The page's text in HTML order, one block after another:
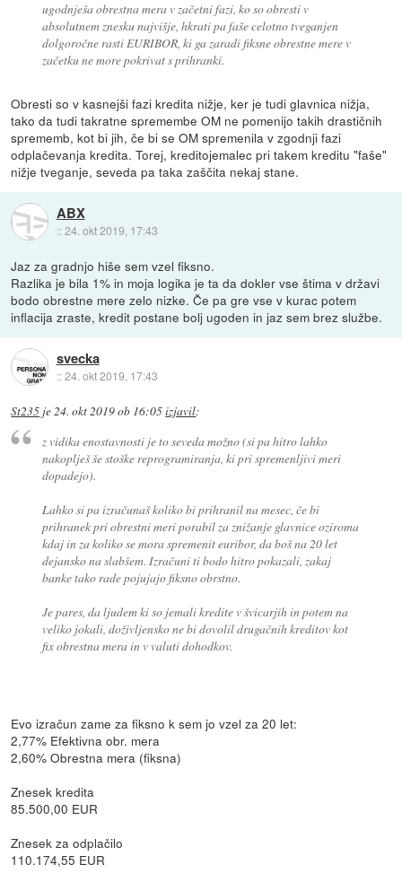
ugodnješa obrestna mera v začetni fazi, ko so obresti v
absolutnem znesku najvišje, hkrati pa faše celotno tveganjen
dolgoročne rasti EURIBOR, ki ga zaradi fiksne obrestne mere v
začetku ne more pokrivat s prihranki.
Obresti so v kasnejši fazi kredita nižje, ker je tudi glavnica nižja,
tako da tudi takratne spremembe OM ne pomenijo takih drastičnih
sprememb, kot bi jih, če bi se OM spremenila v zgodnji fazi
odplačevanja kredita. Torej, kreditojemalec pri takem kreditu "faše"
nižje tveganje, seveda pa taka zaščita nekaj stane.
ABX
::24. okt 2019, 17:43
Jaz za gradnjo hiše sem vzel fiksno.
Razlika je bila 1% in moja logika je ta da dokler vse štima v državi
bodo obrestne mere zelo nizke. Če pa gre vse v kurac potem
inflacija zraste, kredit postane bolj ugoden in jaz sem brez službe.
svecka
::24. okt 2019, 17:43
St235 je24. okt 2019 ob 16:05izjavil:
z vidika enostavnosti je to seveda možno (si pa hitro lahko
nakoplješ še stoške reprogramiranja, ki pri spremenljivi meri
dopadejo).
Lahko si pa izračunaš koliko bi prihranil na mesec, če bi
prihranek pri obrestni meri porabil za znižanje glavnice oziroma
kdaj in za koliko se mora spremenit euribor, da boš na 20 let
dejansko na slabšem. Izračuni ti bodo hitro pokazali, zakaj
banke tako rade pojujajo fiksno obrstno.
Je pares, da ljudem ki so jemali kredite v švicarjih in potem na
veliko jokali, doživljensko ne bi dovolil drugačnih kreditov kot
fix obrestna mera in v valuti dohodkov.
Evo izračun zame za fiksno k sem jo vzel za 20 let:
2,77% Efektivna obr. mera
2,60% Obrestna mera (fiksna)
Znesek kredita
85.500,00 EUR
Znesek za odplačilo
110.174,55 EUR